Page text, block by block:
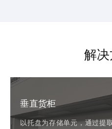
解
垂直货柜
以托盘为存储单元，通过提